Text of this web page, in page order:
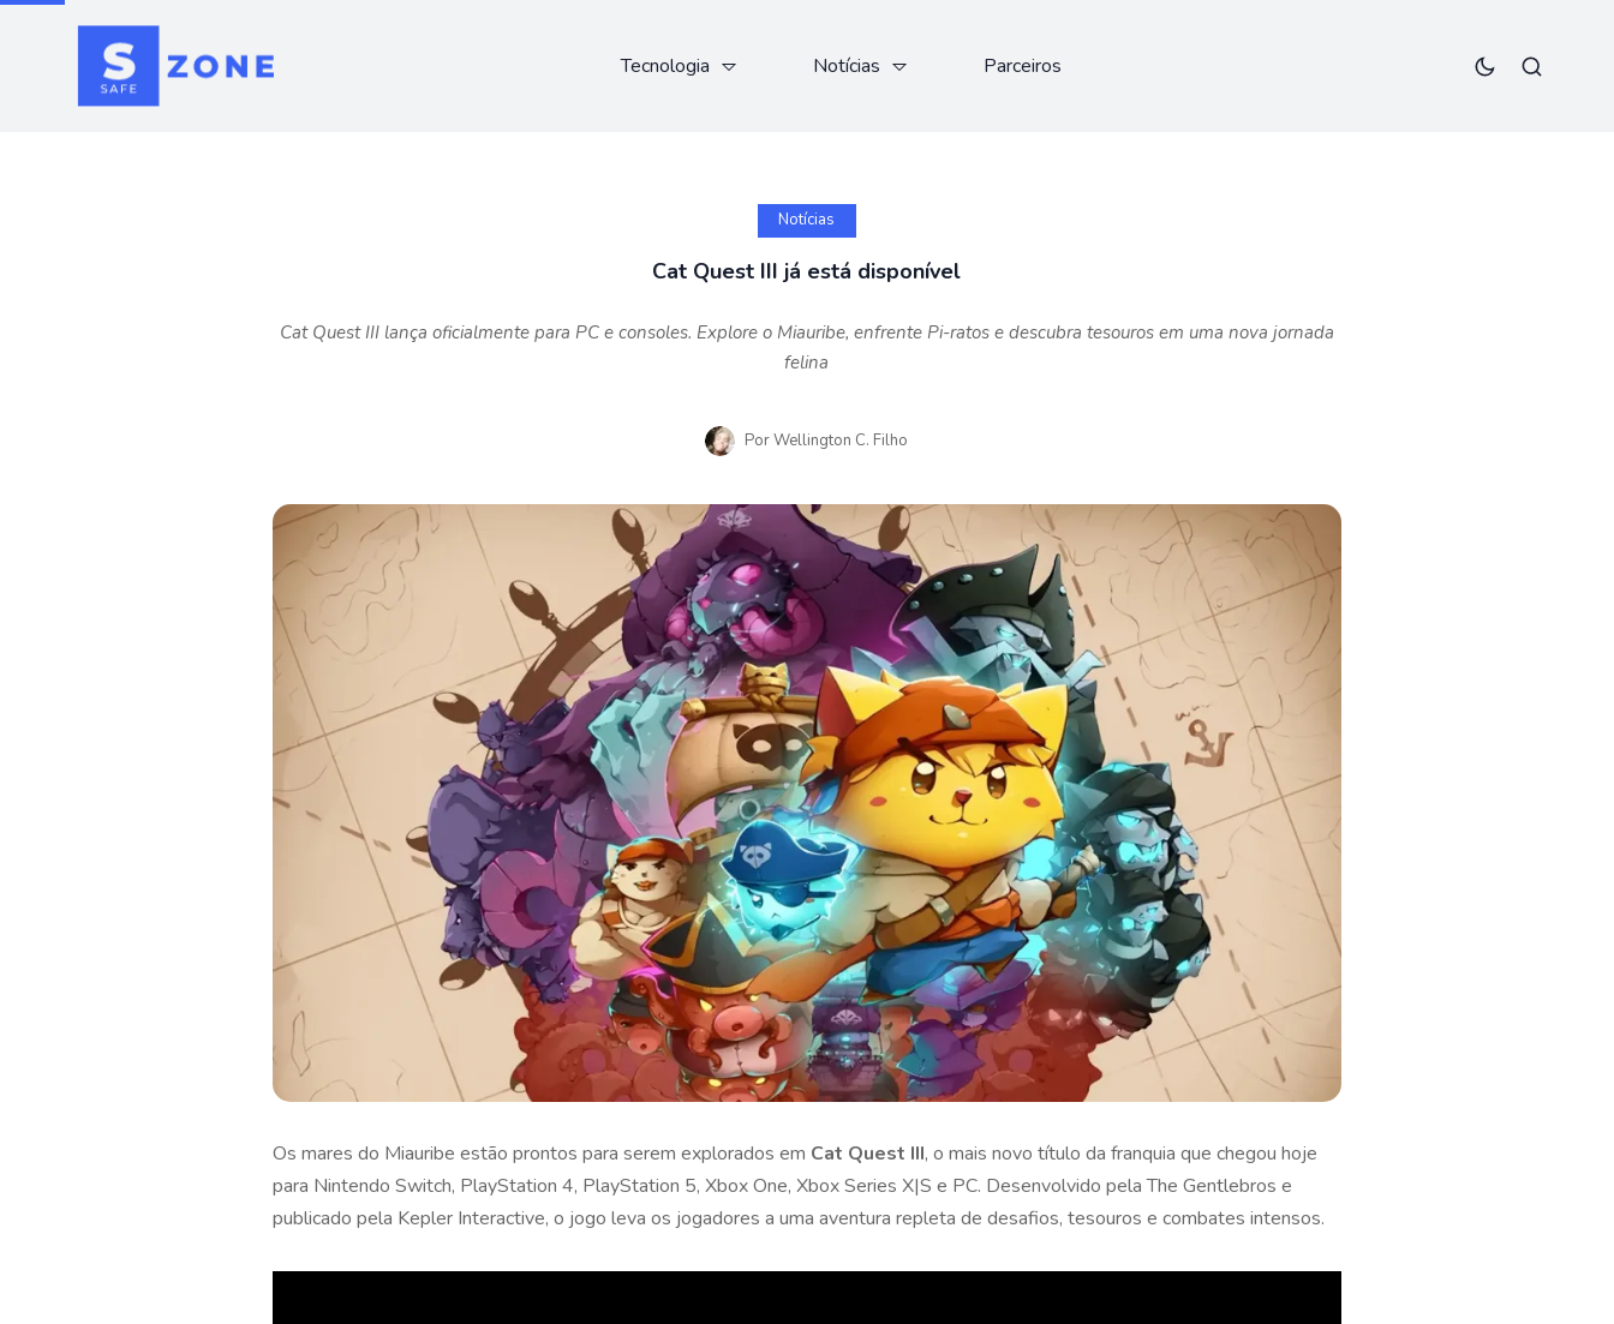
Tecnologia Notícias Parceiros
Notícias
Cat Quest III já está disponível
Cat Quest III lança oficialmente para PC e consoles. Explore o Miauribe, enfrente Pi-ratos e descubra tesouros em uma nova jornada
felina
PorWellington C. Filho
Os mares do Miauribe estão prontos para serem explorados em Cat Quest III, o mais novo título da franquia que chegou hoje
para Nintendo Switch, PlayStation 4, PlayStation 5, Xbox One, Xbox Series X|S e PC. Desenvolvido pela The Gentlebros e
publicado pela Kepler Interactive, o jogo leva os jogadores a uma aventura repleta de desafios, tesouros e combates intensos.